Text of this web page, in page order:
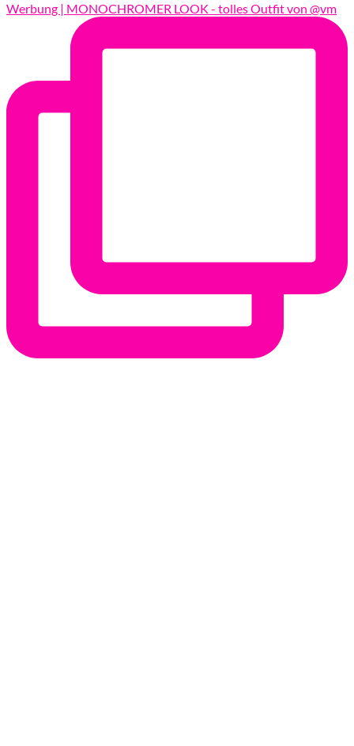
Werbung | MONOCHROMER LOOK - tolles Outfit von @vm